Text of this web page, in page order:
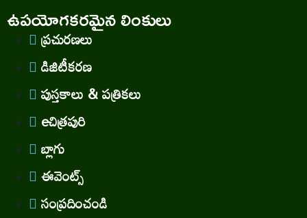
ఉపయోగకరమైన లింకులు
ప్రచురణలు
డిజిటీకరణ
పుస్తకాలు & పత్రికలు
eచిత్రపురి
బ్లాగు
ఈవెంట్స్
సంప్రదించండి